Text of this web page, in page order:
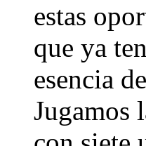
estas
que ya
esencia
Jugamos